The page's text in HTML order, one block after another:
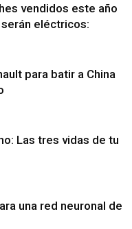
vendidos este año
eléctricos:
para batir a China
Las tres vidas de tu
una red neuronal de